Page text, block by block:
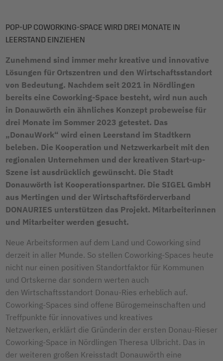
POP-UP COWORKING-SPACE WIRD DREI MONATE IN
LEERSTAND EINZIEHEN
Zunehmend sind immer mehr kreative und innovative
Lösungen für Ortszentren und den Wirtschaftsstandort
von Bedeutung. Nachdem seit 2021 in Nördlingen
bereits eine Coworking-Space besteht, wird nun auch
in Donauwörth ein ähnliches Konzept probeweise für
drei Monate im Sommer 2023 getestet. Das
„DonauWork“ wird einen Leerstand im Stadtkern
beleben. Die Kooperation und Netzwerkarbeit mit den
regionalen Unternehmen und der kreativen Start-up-
Szene ist ausdrücklich gewünscht. Die Stadt
Donauwörth ist Kooperationspartner. Die SIGEL GmbH
aus Mertingen und der Wirtschaftsförderverband
DONAURIES unterstützen das Projekt. Mitarbeiterinnen
und Mitarbeiter werden gesucht.
Neue Arbeitsformen auf dem Land und Coworking sind
derzeit in aller Munde. So stellen Coworking-Spaces heute
nicht nur einen positiven Standortfaktor für Kommunen
und Ortskerne dar sondern werten auch
den Wirtschaftsstandort Donau-Ries erheblich auf.
Coworking-Spaces sind offene Bürogemeinschaften und
Treffpunkte für innovatives und kreatives
Netzwerken, erklärt die Gründerin der ersten Donau-Rieser
Coworking-Space in Nördlingen Theresa Ulbricht. Das in
der weiteren großen Kreisstadt Donauwörth eine